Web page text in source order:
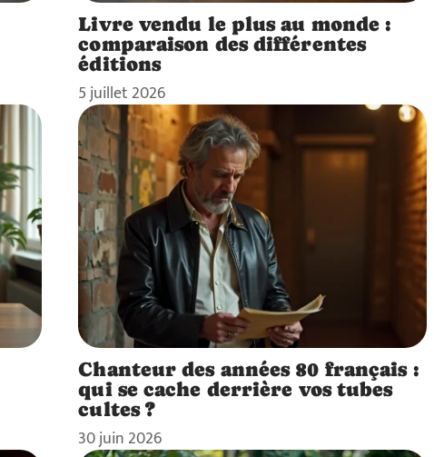
Livre vendu le plus au monde :
comparaison des différentes
éditions
5 juillet 2026
Chanteur des années 80 français :
qui se cache derrière vos tubes
cultes ?
30 juin 2026